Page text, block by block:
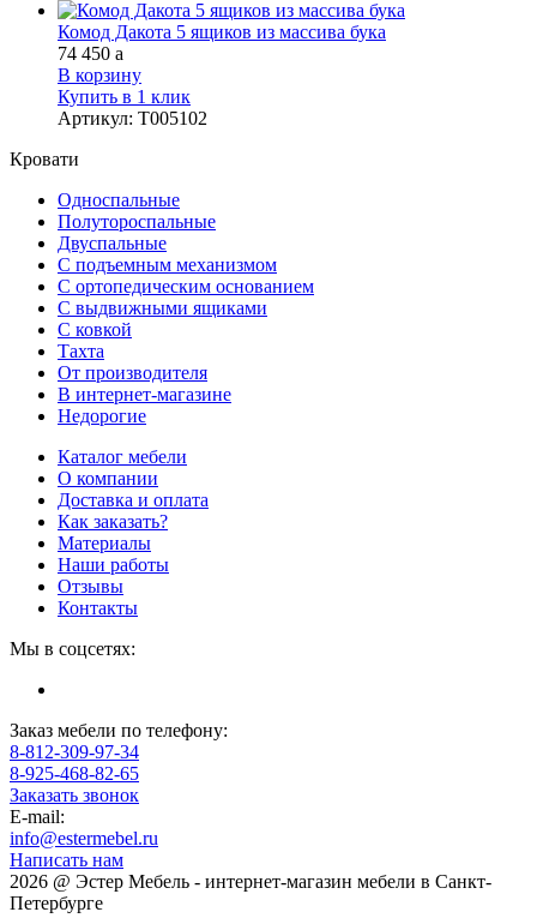
Комод Дакота 5 ящиков из массива бука
74 450 a
В корзину
Купить в 1 клик
Артикул: Т005102
Кровати
Односпальные
Полутороспальные
Двуспальные
С подъемным механизмом
С ортопедическим основанием
С выдвижными ящиками
С ковкой
Тахта
От производителя
В интернет-магазине
Недорогие
Каталог мебели
О компании
Доставка и оплата
Как заказать?
Материалы
Наши работы
Отзывы
Контакты
Мы в соцсетях:
Заказ мебели по телефону:
8-812-309-97-34
8-925-468-82-65
Заказать звонок
E-mail:
info@estermebel.ru
Написать нам
2026 @ Эстер Мебель - интернет-магазин мебели в Санкт-
Петербурге